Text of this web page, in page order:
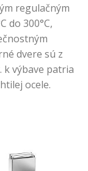
regulačným
do 300°C,
dvere sú z
k výbave patria
ocele.